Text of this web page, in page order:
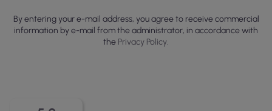
By entering your e-mail address, you agree to receive commercial
information by e-mail from the administrator, in accordance with
the Privacy Policy.